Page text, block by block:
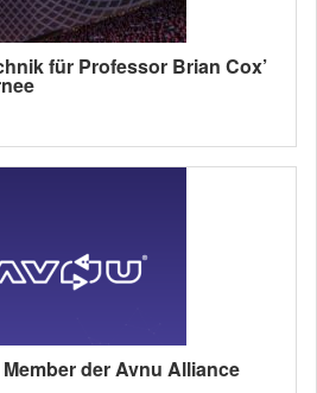
für Professor Brian Cox’
der Avnu Alliance